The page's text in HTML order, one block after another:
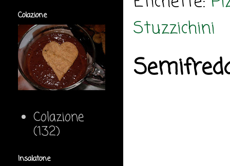
Stuzzichini
Colazione
Colazione
(132)
Insalatone